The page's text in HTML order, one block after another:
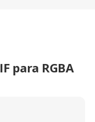
para RGBA